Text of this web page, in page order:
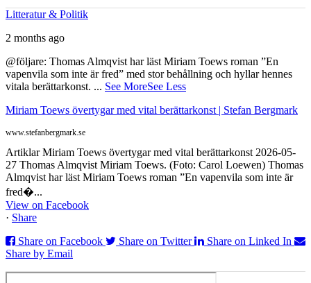
Litteratur & Politik
2 months ago
@följare: Thomas Almqvist har läst Miriam Toews roman ”En
vapenvila som inte är fred” med stor behållning och hyllar hennes
vitala berättarkonst. ... See MoreSee Less
Miriam Toews övertygar med vital berättarkonst | Stefan Bergmark
www.stefanbergmark.se
Artiklar Miriam Toews övertygar med vital berättarkonst 2026-05-
27 Thomas Almqvist Miriam Toews. (Foto: Carol Loewen) Thomas
Almqvist har läst Miriam Toews roman ”En vapenvila som inte är
fred�...
View on Facebook
· Share
Share on Facebook
Share on Twitter
Share on Linked In
Share by Email